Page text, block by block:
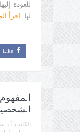
للعودة
لها.
اقرأ
Like
الشخصية
الكاتب: أ.د